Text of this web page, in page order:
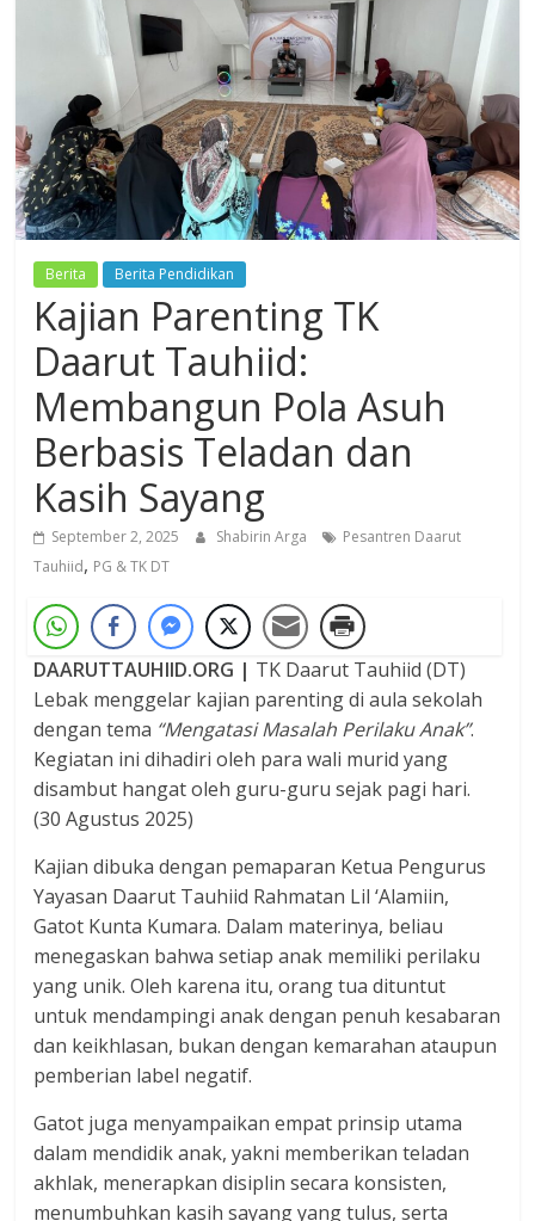
Berita Berita Pendidikan
Kajian Parenting TK
Daarut Tauhiid:
Membangun Pola Asuh
Berbasis Teladan dan
Kasih Sayang
September 2, 2025 Shabirin Arga
Pesantren Daarut
Tauhiid, PG & TK DT
DAARUTTAUHIID.ORG | TK Daarut Tauhiid (DT)
Lebak menggelar kajian parenting di aula sekolah
dengan tema “Mengatasi Masalah Perilaku Anak”.
Kegiatan ini dihadiri oleh para wali murid yang
disambut hangat oleh guru-guru sejak pagi hari.
(30 Agustus 2025)
Kajian dibuka dengan pemaparan Ketua Pengurus
Yayasan Daarut Tauhiid Rahmatan Lil ‘Alamiin,
Gatot Kunta Kumara. Dalam materinya, beliau
menegaskan bahwa setiap anak memiliki perilaku
yang unik. Oleh karena itu, orang tua dituntut
untuk mendampingi anak dengan penuh kesabaran
dan keikhlasan, bukan dengan kemarahan ataupun
pemberian label negatif.
Gatot juga menyampaikan empat prinsip utama
dalam mendidik anak, yakni memberikan teladan
akhlak, menerapkan disiplin secara konsisten,
menumbuhkan kasih sayang yang tulus, serta